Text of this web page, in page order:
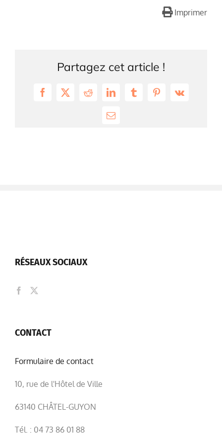
Imprimer
Partagez cet article !
Facebook
X RedditLinkedInTumblrPinterest
Vk
Email
RÉSEAUX SOCIAUX
CONTACT
Formulaire de contact
10, rue de l'Hôtel de Ville
63140 CHÂTEL-GUYON
Tél. : 04 73 86 01 88